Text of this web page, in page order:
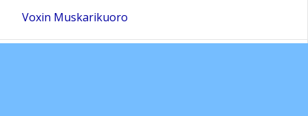
Voxin Muskarikuoro